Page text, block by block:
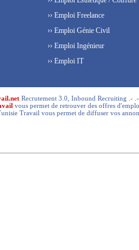
›› Emploi Freelance
›› Emploi Génie Civil
›› Emploi Ingénieur
›› Emploi IT
Recrutement 3.0, Inbound Recruiting .-
vous permet de retrouver des offres
Travail vous permet de diffuser vos